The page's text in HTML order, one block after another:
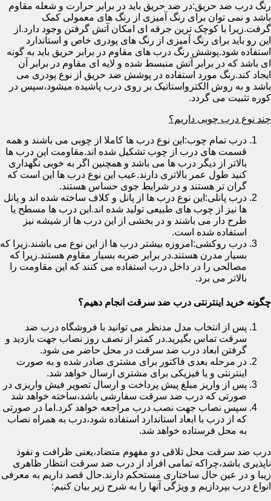
رنگ درب ضد حریق:در ضد حریق باید در برابر حرارت و شعله مقاوم
باشد و نمی توان برای رنگ آمیزی از رنگ های معمولی کمک
گرفت.زیرا با کوچک ترین جرقه ای امکان آتش گرفتن وجود دارد.از
این رو باید برای رنگ آمیزی از رنگ های پودری خاص و استاندارد
استفاده شود.پوشش رنگ درب های مقاوم در برابر حریق باید به گونه
ای باشد که در برابر آتش منبسط شده و لایه ای مقاوم در برابر آن
ایجاد کند.رنگ مورد استفاده در پوشش ضد حریق از نوع پودری می
باشد و به روش الکترواستاتیک بر روی درب پاشیده میشود،سپس در
کوره تثبیت می گردد.
چند نوع درب چوبی داریم؟
درب تمام چوب:این نوع درب ها کاملا از چوبی می باشند و همه
قسمت های درب از چوب تشکیل شده اند.مقاومت این درب ها
بالاتر از دیگر درب ها می باشد و همچنین اگر به خوبی نگهداری
کنید طول عمر بالاتری دارند.عیب این نوع درب ها این است که
گران تر هستند و در شرایط جوی حساس هستند.
درب پانلی:این نوع درب ها از پانل و کلاف ساخته شده اند و پانل
ها نیز از چوب های طبیعی تولید شده اند.این درب ها مسطح یا
طرح دار می باشند و در بخشی از این درب ها از شیشه نیز
استفاده شده است.
درب روکشی:امروزه بیشتر درب ها از این نوع می باشند.زیرا که
بسیار مدرن هستند.در برابر ضربه بسیار مقاوم هستند.زیرا که
مصالحی را در داخل درب استفاده می کنند که این مقاومت را
بالاتر می برد.
چگونه خرید اینترنتی درب ضد سرقت انجام دهیم؟
پس از انتخاب مدل مدنظر می توانید با فروشگاه درب ضد
سرقت تماس بگیرید.در کمتر از نصف روز نصاب جهت بازدید و
گرفتن ابعاد درب ضد سرقت در محل حاضر می شود.
در مرحله بعدی فاکتور برای مشتری صادر شده و به صورت
اینترنتی و یا فیزیکی برای مشتری ارسال خواهد شد.
پس از واریز مبلغ پیش پرداخت و ارسال تصویر فیش واریزی در
صورتی که درب ضد سرقت سفارشی باشد،ساخته خواهد شد
سپس نصاب جهت نصب درب مراجعه خواهد کرد.اما در صورتی
که از درب با ابعاد استاندارد استفاده شود،درب به همراه نصاب
به محل فرستاده خواهد شد.
درب ضد سرقت محل تلاقی دو مفهوم متضاد،یعنی ظرافت و نفوذ
ناپذیری باشد،چراکه تمامی افراد از درب ضد سرقت انتظار ظاهری
زیبا و در عین حال ساختاری مستحکم دارند.حال قصد داریم به معرفی
انواع درب بپردازیم و ویژگی آنها را به شرح زیر بیان کنیم: